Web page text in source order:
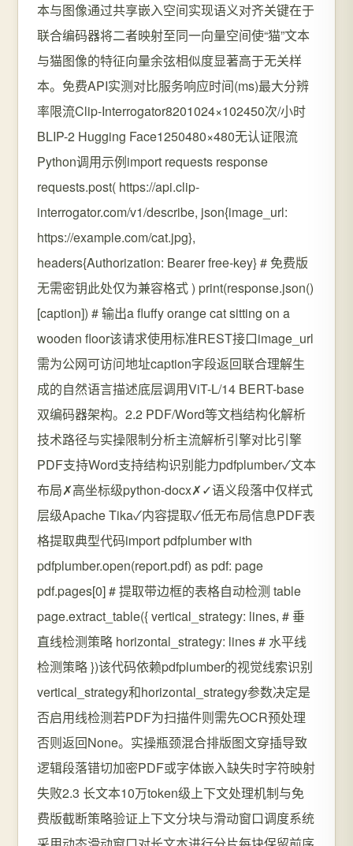
本与图像通过共享嵌入空间实现语义对齐关键在于
联合编码器将二者映射至同一向量空间使“猫”文本
与猫图像的特征向量余弦相似度显著高于无关样
本。免费API实测对比服务响应时间(ms)最大分辨
率限流Clip-Interrogator8201024×102450次/小时
BLIP-2 Hugging Face1250480×480无认证限流
Python调用示例import requests response
requests.post( https://api.clip-
interrogator.com/v1/describe, json{image_url:
https://example.com/cat.jpg},
headers{Authorization: Bearer free-key} # 免费版
无需密钥此处仅为兼容格式 ) print(response.json()
[caption]) # 输出a fluffy orange cat sitting on a
wooden floor该请求使用标准REST接口image_url
需为公网可访问地址caption字段返回联合理解生
成的自然语言描述底层调用ViT-L/14 BERT-base
双编码器架构。2.2 PDF/Word等文档结构化解析
技术路径与实操限制分析主流解析引擎对比引擎
PDF支持Word支持结构识别能力pdfplumber✓文本
布局✗高坐标级python-docx✗✓语义段落中仅样式
层级Apache Tika✓内容提取✓低无布局信息PDF表
格提取典型代码import pdfplumber with
pdfplumber.open(report.pdf) as pdf: page
pdf.pages[0] # 提取带边框的表格自动检测 table
page.extract_table({ vertical_strategy: lines, # 垂
直线检测策略 horizontal_strategy: lines # 水平线
检测策略 })该代码依赖pdfplumber的视觉线索识别
vertical_strategy和horizontal_strategy参数决定是
否启用线检测若PDF为扫描件则需先OCR预处理
否则返回None。实操瓶颈混合排版图文穿插导致
逻辑段落错切加密PDF或字体嵌入缺失时字符映射
失败2.3 长文本10万token级上下文处理机制与免
费版截断策略验证上下文分块与滑动窗口调度系统